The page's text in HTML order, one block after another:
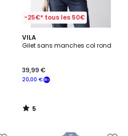
-25€* tous les 50€
VILA
Gilet sans manches col rond
20,00 €
39,99 €
5
/
5
/